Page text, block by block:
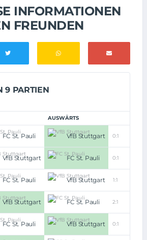
INFORMATIONEN
FREUNDEN
9 PARTIEN
AUSWÄRTS
FC St. Pauli VfB Stuttgart 0:1
VfB Stuttgart FC St. Pauli 0:1
FC St. Pauli VfB Stuttgart 1:1
VfB Stuttgart FC St. Pauli 2:1
FC St. Pauli VfB Stuttgart 0:1